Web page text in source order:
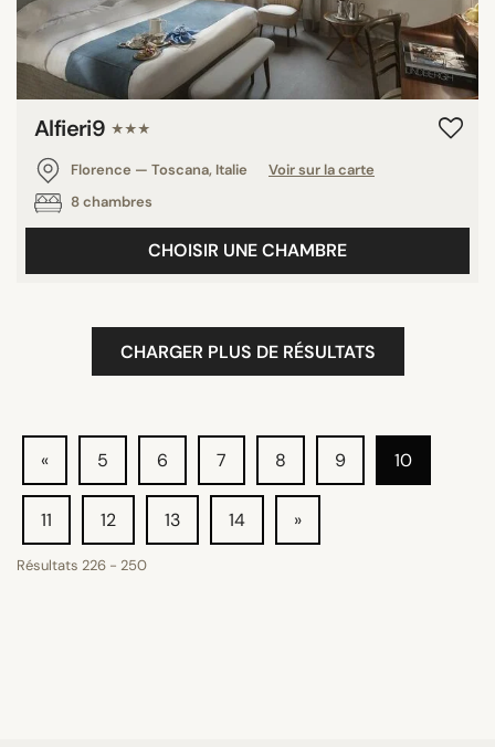
Alfieri9 ★★★
Florence — Toscana, Italie
Voir sur la carte
8 chambres
CHOISIR UNE CHAMBRE
CHARGER PLUS DE RÉSULTATS
« 5 6 7 8 9 10
11 12 13 14 »
Résultats 226 - 250